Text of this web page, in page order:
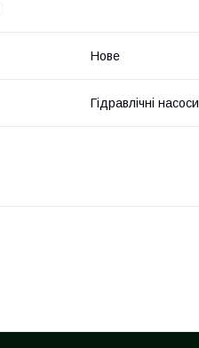
Нове
Гідравлічні насоси